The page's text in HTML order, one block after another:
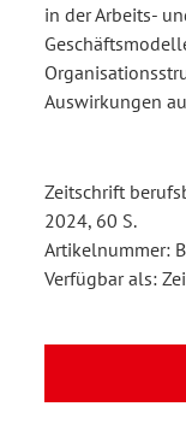
in der Arbeits-
Auswirkungen
Zeitschrift
2024, 60 S.
Artikelnummer:
Verfügbar als: